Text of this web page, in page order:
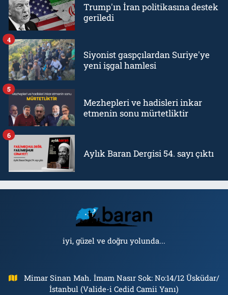
Trump'ın İran politikasına destek
geriledi
Siyonist gaspçılardan Suriye'ye
yeni işgal hamlesi
4
Mezhepleri ve hadisleri inkar
etmenin sonu mürtetliktir
5
Aylık Baran Dergisi 54. sayı çıktı
6
iyi, güzel ve doğru yolunda...
Mimar Sinan Mah. İmam Nasır Sok: No:14/12 Üsküdar/
İstanbul (Valide-i Cedid Camii Yanı)